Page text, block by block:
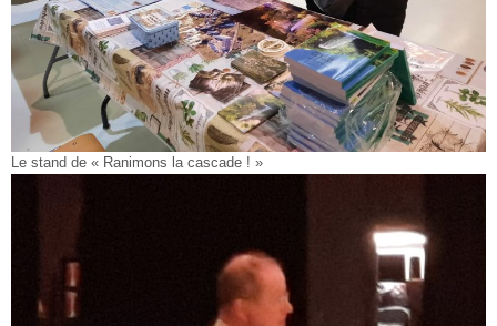
Le stand de « Ranimons la cascade ! »